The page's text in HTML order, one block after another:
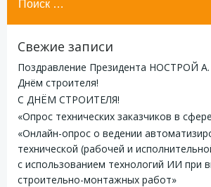
Свежие записи
Поздравление Президента НОСТРОЙ
Днём строителя!
С ДНЁМ СТРОИТЕЛЯ!
«Опрос технических заказчиков в
«Онлайн-опрос о ведении
технической (рабочей и
с использованием технологий ИИ при
строительно-монтажных работ»